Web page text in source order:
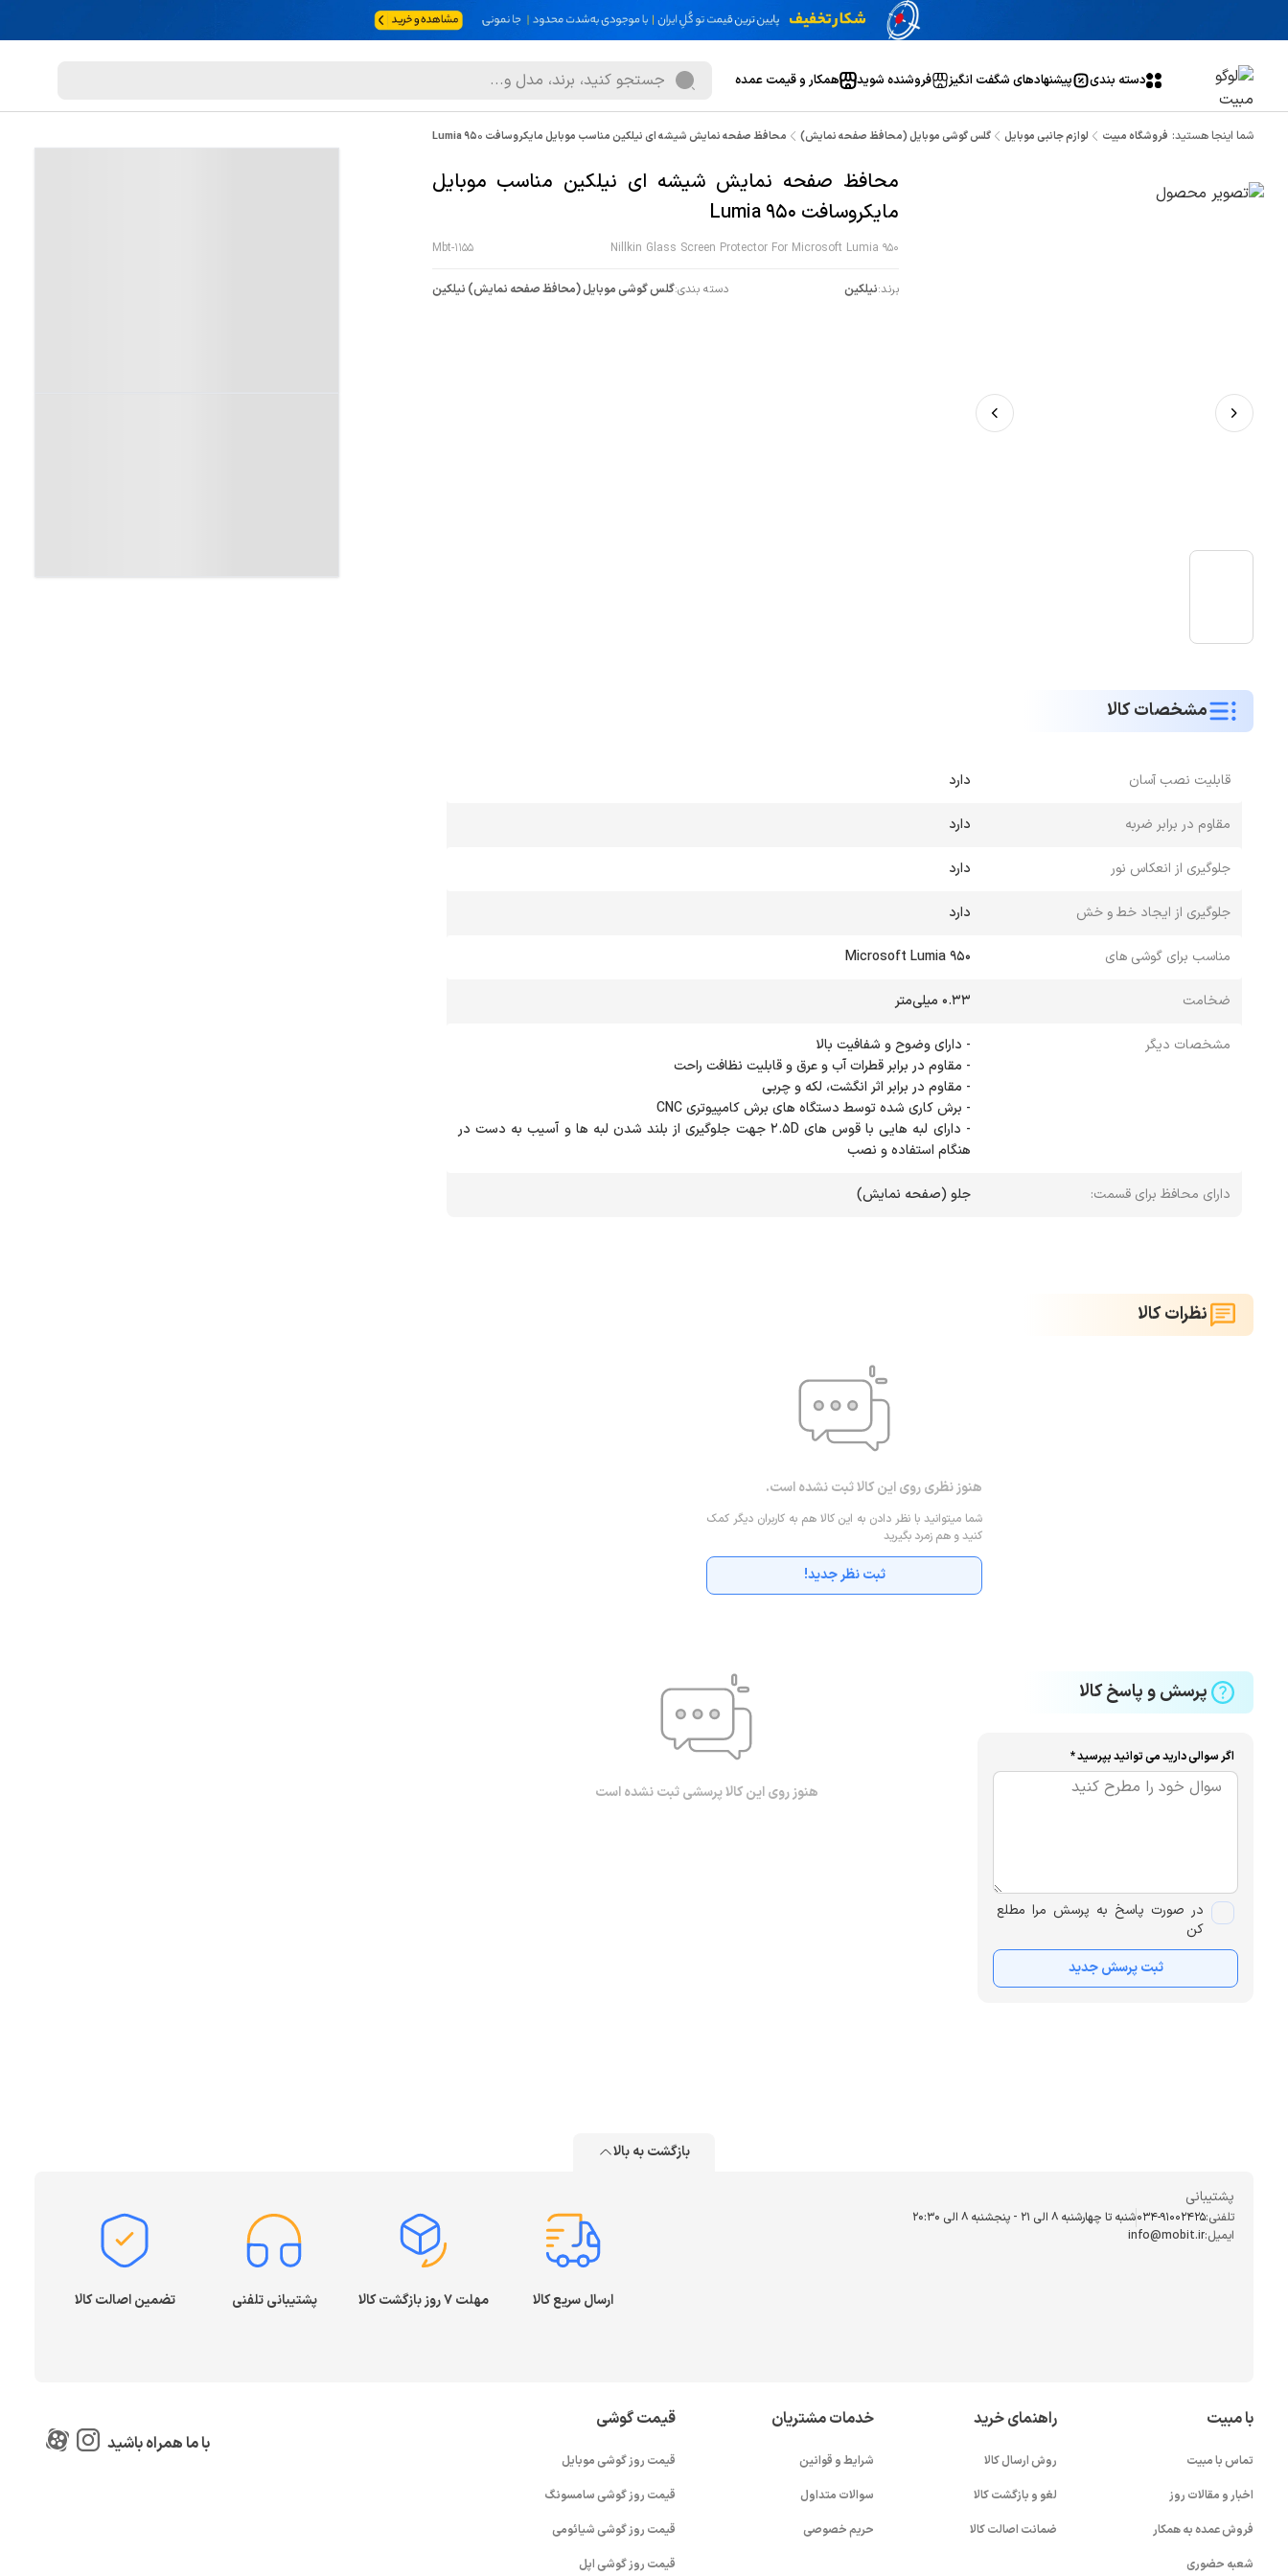
دسته بندی پیشنهاد‌های شگفت انگیز فروشنده شوید همکار و قیمت عمده
شما اینجا هستید: فروشگاه مبیت لوازم جانبی موبایل گلس گوشی موبایل (محافظ صفحه نمایش) محافظ صفحه نمایش شیشه ای نیلکین مناسب موبایل مایکروسافت Lumia 950
محافظ صفحه نمایش شیشه ای نیلکین مناسب موبایل
مایکروسافت Lumia 950
Nillkin Glass Screen Protector For Microsoft Lumia 950
Mbt-1155
برند:نیلکین دسته بندی:گلس گوشی موبایل (محافظ صفحه نمایش) نیلکین
مشخصات کالا
قابلیت نصب آسان دارد
مقاوم در برابر ضربه دارد
جلوگیری از انعکاس نور دارد
جلوگیری از ایجاد خط و خش دارد
مناسب برای گوشی های Microsoft Lumia 950
ضخامت 0.33 میلی‌متر
مشخصات دیگر
- دارای لبه هایی با قوس های 2.5D جهت جلوگیری از بلند شدن لبه ها و آسیب به دست در
هنگام استفاده و نصب
دارای محافظ برای قسمت: جلو (صفحه نمایش)
نظرات کالا
هنوز نظری روی این کالا ثبت نشده است.
شما میتوانید با نظر دادن به این کالا هم به کاربران دیگر کمک
کنید و هم زمرد بگیرید
ثبت نظر جدید!
پرسش و پاسخ کالا
اگر سوالی دارید می توانید بپرسید *
در صورت پاسخ به پرسش مرا مطلع
کن
ثبت پرسش جدید
هنوز روی این کالا پرسشی ثبت نشده است
بازگشت به بالا
پشتیبانی
تلفنی:034-91002425شنبه تا چهارشنبه ۸ الی ۲۱ - پنجشنبه 8 الی ۲۰:۳۰
ایمیل:info@mobit.ir
ارسال سریع کالا مهلت ۷ روز بازگشت کالا پشتیبانی تلفنی تضمین اصالت کالا
با مبیت
تماس با مبیت
اخبار و مقالات روز
فروش عمده به همکار
شعبه حضوری
راهنمای خرید
روش ارسال کالا
لغو و بازگشت کالا
ضمانت اصالت کالا
خدمات مشتریان
شرایط و قوانین
سوالات متداول
حریم خصوصی
قیمت گوشی
قیمت روز گوشی موبایل
قیمت روز گوشی سامسونگ
قیمت روز گوشی شیائومی
قیمت روز گوشی اپل
با ما همراه باشید